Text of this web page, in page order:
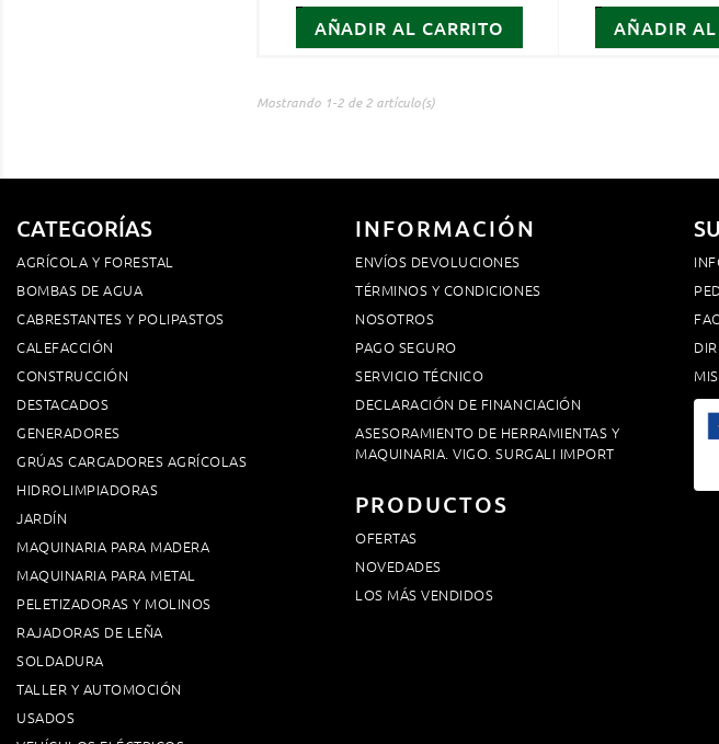
AÑADIR AL CARRITO AÑADIR AL
Mostrando 1-2 de 2 artículo(s)
CATEGORÍAS
AGRÍCOLA Y FORESTAL
BOMBAS DE AGUA
CABRESTANTES Y POLIPASTOS
CALEFACCIÓN
CONSTRUCCIÓN
DESTACADOS
GENERADORES
GRÚAS CARGADORES AGRÍCOLAS
HIDROLIMPIADORAS
JARDÍN
MAQUINARIA PARA MADERA
MAQUINARIA PARA METAL
PELETIZADORAS Y MOLINOS
RAJADORAS DE LEÑA
SOLDADURA
TALLER Y AUTOMOCIÓN
USADOS
INFORMACIÓN
ENVÍOS DEVOLUCIONES
TÉRMINOS Y CONDICIONES
NOSOTROS
PAGO SEGURO
SERVICIO TÉCNICO
DECLARACIÓN DE FINANCIACIÓN
ASESORAMIENTO DE HERRAMIENTAS Y
MAQUINARIA. VIGO. SURGALI IMPORT
PRODUCTOS
OFERTAS
NOVEDADES
LOS MÁS VENDIDOS